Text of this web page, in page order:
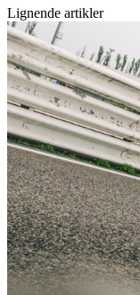
Lignende artikler